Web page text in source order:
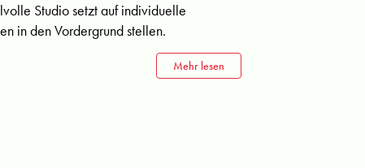
Studio setzt auf individuelle
in den Vordergrund stellen.
Mehr lesen